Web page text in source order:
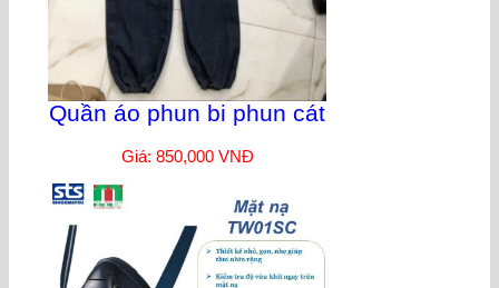
Quần áo phun bi phun cát
Giá: 850,000 VNĐ